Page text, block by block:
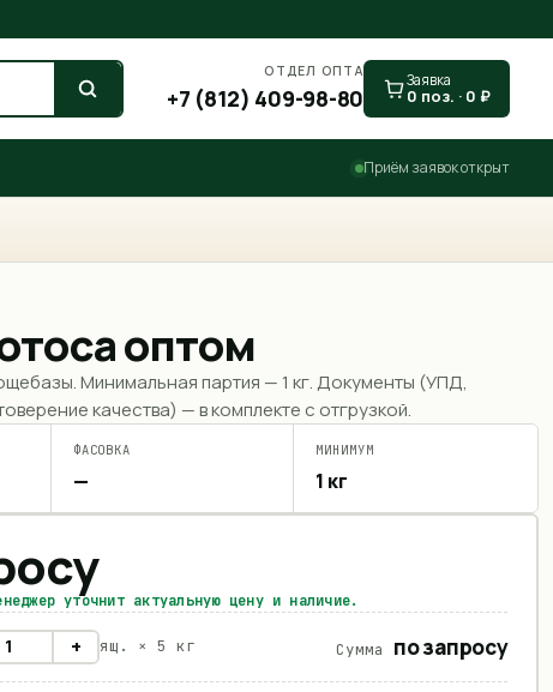
ОТДЕЛ ОПТА
+7 (812) 409-98-80
Заявка
0 поз. · 0 ₽
Приём заявок открыт
оптом
Минимальная партия —1 кг. Документы (УПД,
качества) — в комплекте с отгрузкой.
ФАСОВКА
—
МИНИМУМ
1 кг
уточнит актуальную цену и наличие.
+ ящ. × 5 кг Сумма по запросу